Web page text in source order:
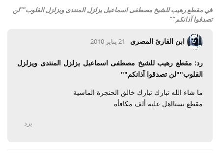
في مقطع رهيب للشيخ مصطفى اسماعيل يزلزل المنتدى ويزلزل القلوب""لن
تصدقوا آذانكم""
ابن القارئ المصري 21 يناير 2010
رد: مقطع رهيب للشيخ مصطفى اسماعيل يزلزل المنتدى ويزلزل
القلوب""لن تصدقوا آذانكم""
ما شاء الله تبارك تبارك خالق الحنجرة الماسية
مقطع تستااهل عليه ألف مكافأه
يرد